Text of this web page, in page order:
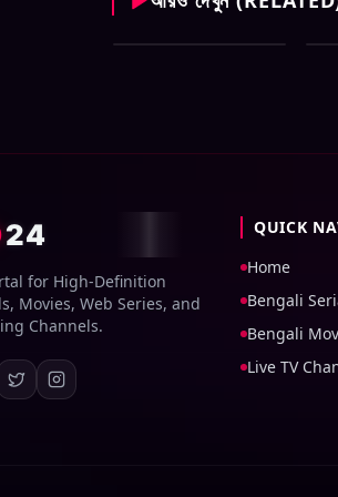
2026 Zip
24
for High-Definition
Movies, Web Series, and
Channels.
QUICK
Home
Bengali
Bengali
Live TV